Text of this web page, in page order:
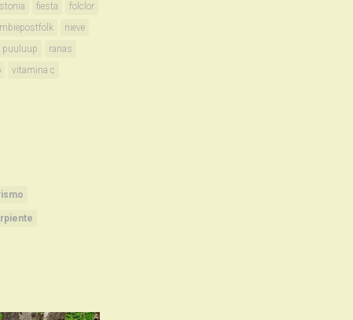
fiesta
folclor
nieve
puuluup
ranas
vitamina c